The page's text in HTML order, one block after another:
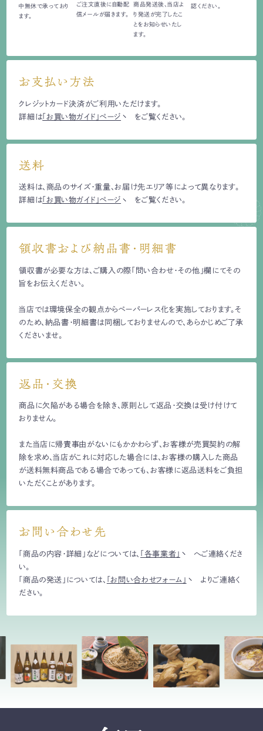
中無休で承っており
ます。
ご注文直後に自動配
信メールが届きます。
商品発送後、当店よ
り発送が完了したこ
とをお知らせいたし
ます。
認ください。
お支払い方法
クレジットカード決済がご利用いただけます。
詳細は「お買い物ガイド」ページ をご覧ください。
送料
送料は、商品のサイズ・重量、お届け先エリア等によって異なります。
詳細は 「お買い物ガイド」ページ をご覧ください。
領収書および納品書・明細書
領収書が必要な方は、ご購入の際「問い合わせ・その他」欄にてその
旨をお伝えください。
当店では環境保全の観点からペーパーレス化を実施しております。そ
のため、納品書・明細書は同梱しておりませんので、あらかじめご了承
くださいませ。
返品・交換
商品に欠陥がある場合を除き、原則として返品・交換は受け付けて
おりません。
また当店に帰責事由がないにもかかわらず、お客様が売買契約の解
除を求め、当店がこれに対応した場合には、お客様の購入した商品
が送料無料商品である場合であっても、お客様に返品送料をご負担
いただくことがあります。
お問い合わせ先
「商品の内容・詳細」などについては、 「各事業者」
へご連絡くださ
い。
「商品の発送」については、 「お問い合わせフォーム」
よりご連絡く
ださい。